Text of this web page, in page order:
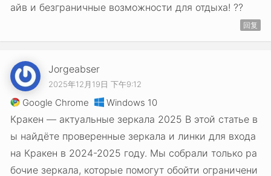
айв и безграничные возможности для отдыха! ??
回复
Jorgeabser
2025年12月19日 下午9:12
Google Chrome Windows 10
Кракен — актуальные зеркала 2025 В этой статье в
ы найдёте проверенные зеркала и линки для входа
на Кракен в 2024-2025 году. Мы собрали только ра
бочие зеркала, которые помогут обойти ограничени